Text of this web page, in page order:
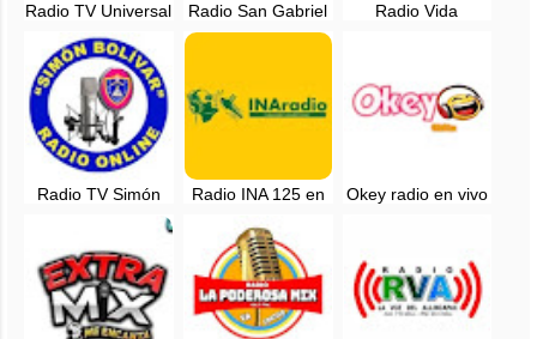
Radio TV Universal
Huancane, Puno
Radio San Gabriel
en vivo - Putina,
Radio Vida
Radio TV Simón
Radio INA 125 en
Azangaro - Puno :
Okey radio en vivo